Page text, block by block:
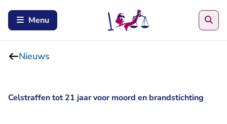
Menu
Nieuws
Celstraffen tot 21 jaar voor moord en brandstichting